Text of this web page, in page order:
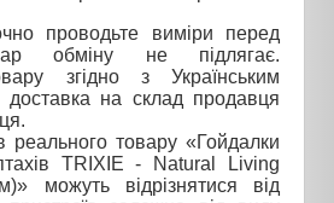
проводьте виміри перед
обміну не підлягає.
згідно з Українським
доставка на склад продавця
реального товару «Гойдалки
TRIXIE - Natural Living
можуть відрізнятися від